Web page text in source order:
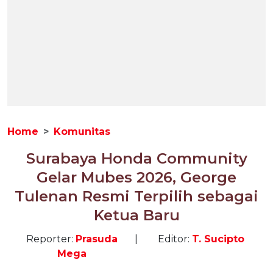
Home Komunitas
Surabaya Honda Community
Gelar Mubes 2026, George
Tulenan Resmi Terpilih sebagai
Ketua Baru
Reporter: Prasuda
Mega
Editor: T. Sucipto